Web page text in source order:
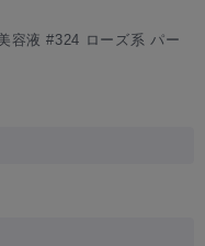
容液 #324 ローズ系 パー